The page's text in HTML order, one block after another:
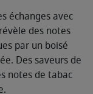
échanges avec
des notes
par un boisé
Des saveurs de
notes de tabac